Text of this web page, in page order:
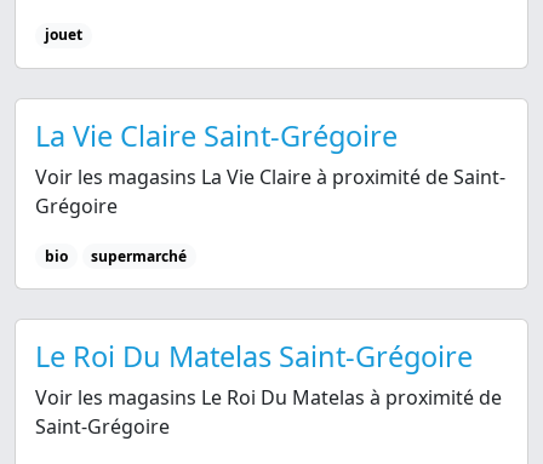
jouet
La Vie Claire Saint-Grégoire
Voir les magasins La Vie Claire à proximité de Saint-
Grégoire
bio supermarché
Le Roi Du Matelas Saint-Grégoire
Voir les magasins Le Roi Du Matelas à proximité de
Saint-Grégoire